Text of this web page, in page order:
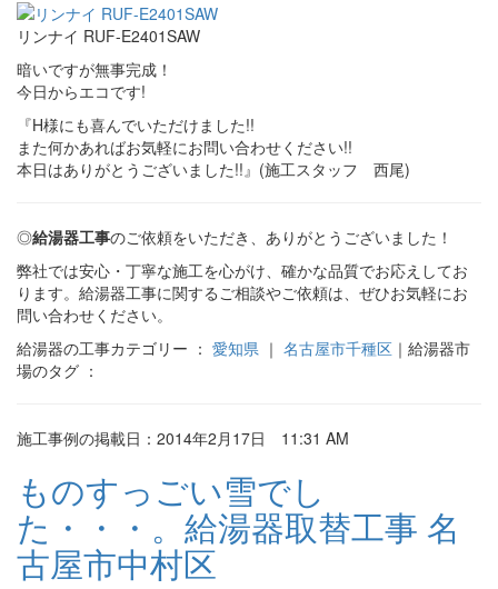
リンナイ RUF-E2401SAW
暗いですが無事完成！
今日からエコです!
『H様にも喜んでいただけました!!
また何かあればお気軽にお問い合わせください!!
本日はありがとうございました!!』(施工スタッフ 西尾)
◎給湯器工事のご依頼をいただき、ありがとうございました！
弊社では安心・丁寧な施工を心がけ、確かな品質でお応えしてお
ります。給湯器工事に関するご相談やご依頼は、ぜひお気軽にお
問い合わせください。
給湯器の工事カテゴリー ： 愛知県 ｜ 名古屋市千種区 ｜給湯器市
場のタグ ：
施工事例の掲載日：2014年2月17日 11:31 AM
ものすっごい雪でし
た・・・。給湯器取替工事 名
古屋市中村区